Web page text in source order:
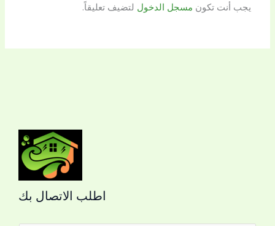
يجب أنت تكون مسجل الدخول لتضيف تعليقاً.
اطلب الاتصال بك